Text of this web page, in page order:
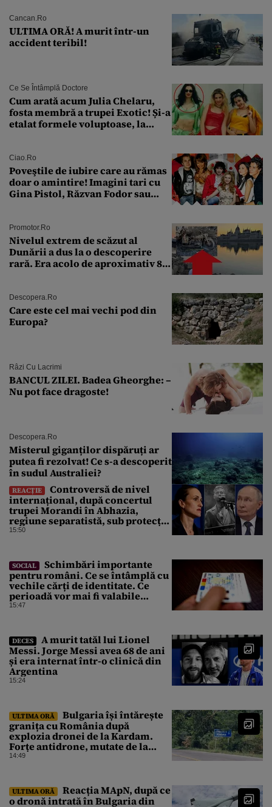
Cancan.ro
ULTIMA ORĂ! A murit într-un
accident teribil!
Ce Se Întâmplă Doctore
Cum arată acum Julia Chelaru,
fosta membră a trupei Exotic! Și-a
etalat formele voluptoase, la
Ciao.ro
Poveştile de iubire care au rămas
doar o amintire! Imagini tari cu
Gina Pistol, Răzvan Fodor sau
Promotor.ro
Nivelul extrem de scăzut al
Dunării a dus la o descoperire
rară. Era acolo de aproximativ 80
Descopera.ro
Care este cel mai vechi pod din
Europa?
Râzi Cu Lacrimi
BANCUL ZILEI. Badea Gheorghe: –
Nu pot face dragoste!
Descopera.ro
Misterul giganților dispăruți ar
putea fi rezolvat! Ce s-a descoperit
în sudul Australiei?
REACȚIE
Controversă de nivel
internațional, după concertul
trupei Morandi în Abhazia,
regiune separatistă, sub protecția
Rusiei
15:50
SOCIAL
Schimbări importante
pentru români. Ce se întâmplă cu
vechile cărți de identitate. Ce
perioadă vor mai fi valabile
buletinele clasice
15:47
DECES
A murit tatăl lui Lionel
Messi. Jorge Messi avea 68 de ani
și era internat într-o clinică din
Argentina
15:24
ULTIMA ORĂ
Bulgaria își întărește
granița cu România după
explozia dronei de la Kardam.
Forțe antidrone, mutate de la
frontiera cu Turcia
14:49
ULTIMA ORĂ
Reacția MApN, după ce
o dronă intrată în Bulgaria din